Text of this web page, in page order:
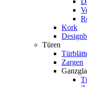
Kork
Türen
Zargen